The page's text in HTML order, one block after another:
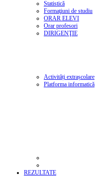
Statistică
Formaţiuni de studiu
ORAR ELEVI
Orar profesori
DIRIGENŢIE
Activități extrașcolare
Platforma informatică
REZULTATE